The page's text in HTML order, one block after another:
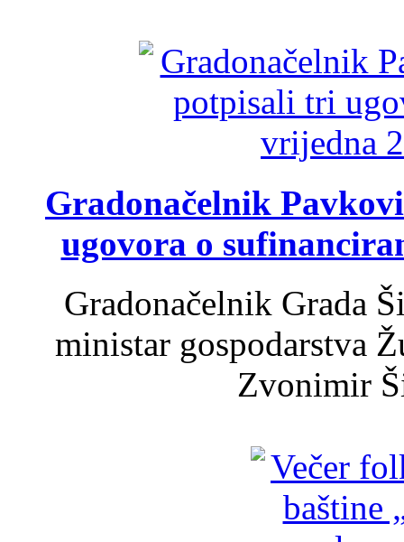
Gradonačelnik
ugovora o
Gradonačelnik Grada
ministar gospodarstva
Zvonimir